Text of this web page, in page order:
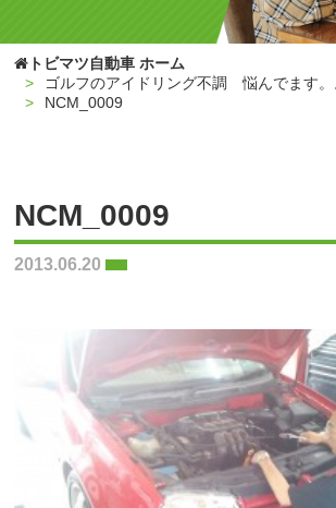
トビマツ自動車 ホーム
ゴルフのアイドリング不調 悩んでます。
NCM_0009
NCM_0009
2013.06.20